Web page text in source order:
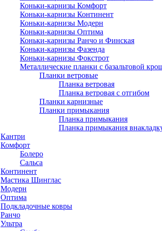
Коньки-карнизы Комфорт
Коньки-карнизы Континент
Коньки-карнизы Модерн
Коньки-карнизы Оптима
Коньки-карнизы Ранчо и Финская
Коньки-карнизы Фазенда
Коньки-карнизы Фокстрот
Металлические планки с базальтовой
Планки ветровые
Планка ветровая
Планка ветровая с отгибом
Планки карнизные
Планки примыкания
Планка примыкания
Планка примыкания
Кантри
Комфорт
Болеро
Сальса
Континент
Мастика Шинглас
Модерн
Оптима
Подкладочные ковры
Ранчо
Ультра